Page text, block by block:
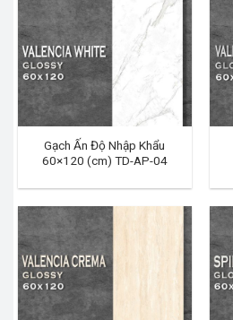
Gạch Ấn Độ Nhập Khẩu
60×120 (cm) TD-AP-04